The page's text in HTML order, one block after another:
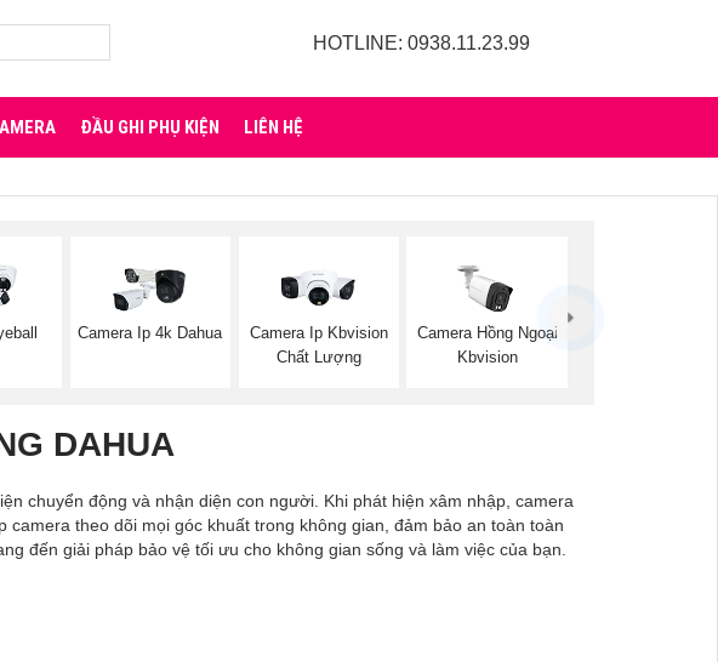
HOTLINE: 0938.11.23.99
ĐẦU GHI PHỤ KIỆN LIÊN HỆ
Camera Ip 4k Dahua
Camera Ip Kbvision
Chất Lượng
Camera Hồng Ngoại
Kbvision
DAHUA
chuyển động và nhận diện con người. Khi phát hiện xâm nhập, camera
theo dõi mọi góc khuất trong không gian, đảm bảo an toàn toàn
đến giải pháp bảo vệ tối ưu cho không gian sống và làm việc của bạn.